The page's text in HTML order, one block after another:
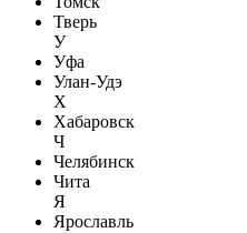
Тверь
У
Уфа
Улан-Удэ
Х
Хабаровск
Ч
Челябинск
Чита
Я
Ярославль